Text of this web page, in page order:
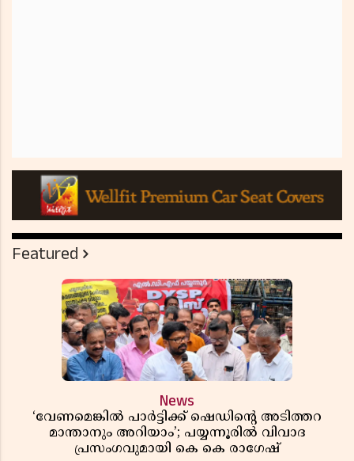
Featured
News
‘വേണമെങ്കിൽ പാർട്ടിക്ക് ഷെഡിൻ്റെ അടിത്തറ
മാന്താനും അറിയാം’; പയ്യന്നൂരിൽ വിവാദ
പ്രസംഗവുമായി കെ കെ രാഗേഷ്